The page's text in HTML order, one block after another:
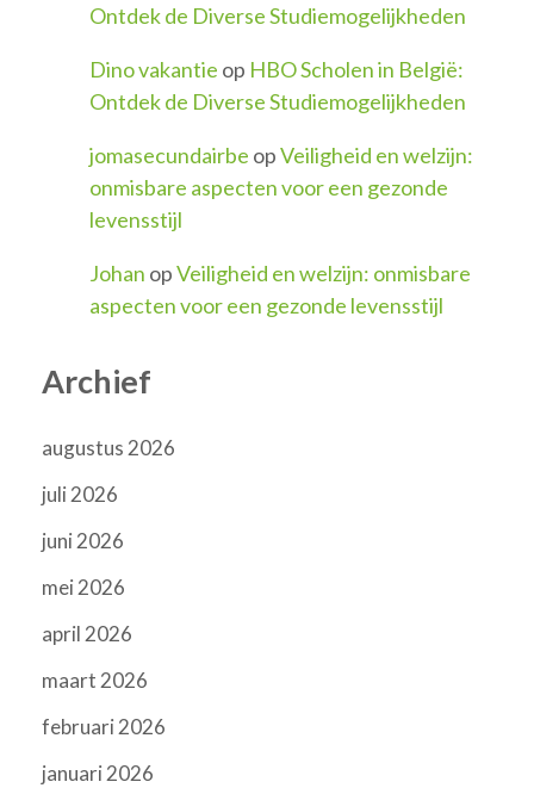
Ontdek de Diverse Studiemogelijkheden
Dino vakantie op HBO Scholen in België:
Ontdek de Diverse Studiemogelijkheden
jomasecundairbe opVeiligheid en welzijn:
onmisbare aspecten voor een gezonde
levensstijl
Johan opVeiligheid en welzijn: onmisbare
aspecten voor een gezonde levensstijl
Archief
augustus 2026
juli 2026
juni 2026
mei 2026
april 2026
maart 2026
februari 2026
januari 2026